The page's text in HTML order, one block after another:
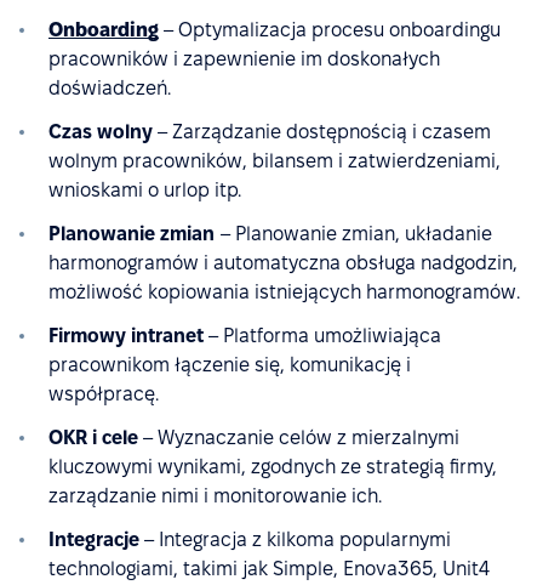
Onboarding – Optymalizacja procesu onboardingu
pracowników i zapewnienie im doskonałych
doświadczeń.
Czas wolny – Zarządzanie dostępnością i czasem
wolnym pracowników, bilansem i zatwierdzeniami,
wnioskami o urlop itp.
Planowanie zmian – Planowanie zmian, układanie
harmonogramów i automatyczna obsługa nadgodzin,
możliwość kopiowania istniejących harmonogramów.
Firmowy intranet – Platforma umożliwiająca
pracownikom łączenie się, komunikację i
współpracę.
OKR i cele – Wyznaczanie celów z mierzalnymi
kluczowymi wynikami, zgodnych ze strategią firmy,
zarządzanie nimi i monitorowanie ich.
Integracje – Integracja z kilkoma popularnymi
technologiami, takimi jak Simple, Enova365, Unit4